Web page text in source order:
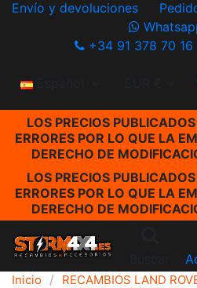
Envío y devoluciones
+34 91 378 70 16
Español
LOS PRECIOS
ERRORES POR LO QUE LA
DERECHO DE
LOS PRECIOS
ERRORES POR LO QUE LA
DERECHO DE
Inicio RECAMBIOS LAND